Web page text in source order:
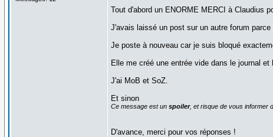
Tout d'abord un ENORME MERCI à Claudius
J'avais laissé un post sur un autre forum
Je poste à nouveau car je suis bloqué
Elle me créé une entrée vide dans le journal
J'ai MoB et SoZ.
Et sinon
Ce message est un spoiler, et risque de vous informer
D'avance, merci pour vos réponses !